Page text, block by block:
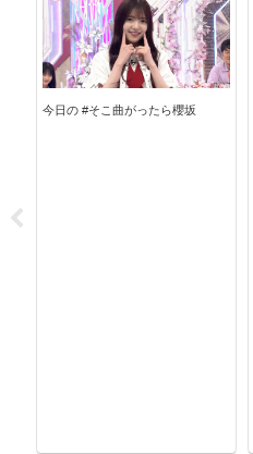
今日の #そこ曲がったら櫻坂